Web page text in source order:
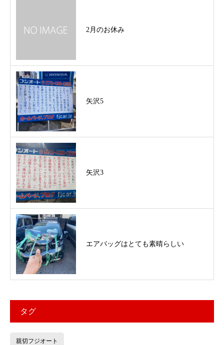
2月のお休み
矢沢5
矢沢3
エアバッグはとても素晴らしい
タグ
親切フジオート